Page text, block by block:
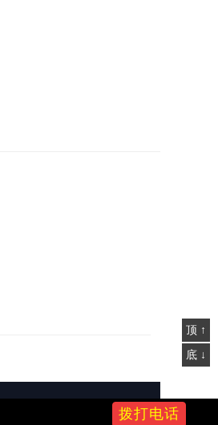
顶 ↑
底 ↓
拨打电话